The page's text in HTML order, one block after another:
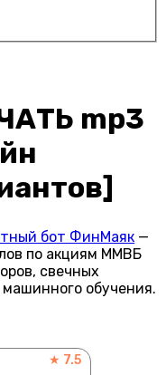
mp3
бот ФинМаяк —
по акциям ММВБ
свечных
обучения.
★ 7.5